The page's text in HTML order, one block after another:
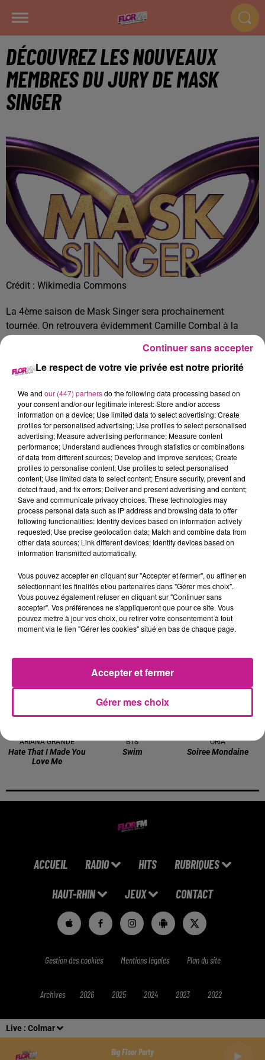
Live : Colmar
Big Floor Party
DÉCOUVREZ LES NOUVEAUX
MEMBRES DU JURY DE MASK
SINGER
Crédit : Wikimedia Commons
La 4ème saison de Mask Singer sera prochainement
tournée. On retrouvera évidemment Camille Combal à la
présentation, c’est au niveau du jury que les choses
changent. Seul Kev Adams reste et il sera rejoint par Vitaa,
Jeff Panacloc et Chantal Ladessous.
TITRES DIFFUSÉS Voir plus
20h00
20h00
BFP LATINO
Big Floor Party
19h56
19h56
BON JOVI
It's My Life
19h53
19h53
JUST
Turn The Lights Off
19h50
19h50
CORNEILLE FEAT. VITAA
Ensemble
19h48
19h48
EMMA
Pitie
19h45
19h45
R3HAB
Believe (shooting
ARIANA GRANDE
Hate That I Made You
Love Me
BTS
Swim
ORIA
Soiree Mondaine
ACCUEIL RADIO HITS RUBRIQUES
HAUT-RHIN JEUX CONTACT
Gestion des cookies Mentions légales Plan du site
Archives 2026 2025 2024 2023 2022
Le respect de votre vie privée est notre priorité
We and our (447) partnersdo the following data processing based on
your consent and/or our legitimate interest: Store and/or access
information on a device; Use limited data to select advertising; Create
profiles for personalised advertising; Use profiles to select personalised
advertising; Measure advertising performance; Measure content
performance; Understand audiences through statistics or combinations
of data from different sources; Develop and improve services; Create
profiles to personalise content; Use profiles to select personalised
content; Use limited data to select content; Ensure security, prevent and
detect fraud, and fix errors; Deliver and present advertising and content;
Save and communicate privacy choices. These technologies may
process personal data such as IP address and browsing data to offer
following functionalities: Identify devices based on information actively
requested; Use precise geolocation data; Match and combine data from
other data sources; Link different devices; Identify devices based on
information transmitted automatically.
Vous pouvez accepter en cliquant sur "Accepter et fermer", ou affiner en
sélectionnant les finalités et/ou partenaires dans "Gérer mes choix".
Vous pouvez également refuser en cliquant sur "Continuer sans
accepter". Vos préférences ne s'appliqueront que pour ce site. Vous
pouvez mettre à jour vos choix, ou retirer votre consentement à tout
moment via le lien "Gérer les cookies" situé en bas de chaque page.
Gérer mes choix
Accepter et fermer
Continuer sans accepter